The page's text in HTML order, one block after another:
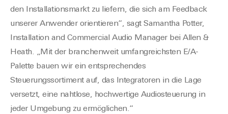
den Installationsmarkt zu liefern, die sich am Feedback
unserer Anwender orientieren“, sagt Samantha Potter,
Installation and Commercial Audio Manager bei Allen &
Heath. „Mit der branchenweit umfangreichsten E/A-
Palette bauen wir ein entsprechendes
Steuerungssortiment auf, das Integratoren in die Lage
versetzt, eine nahtlose, hochwertige Audiosteuerung in
jeder Umgebung zu ermöglichen.“